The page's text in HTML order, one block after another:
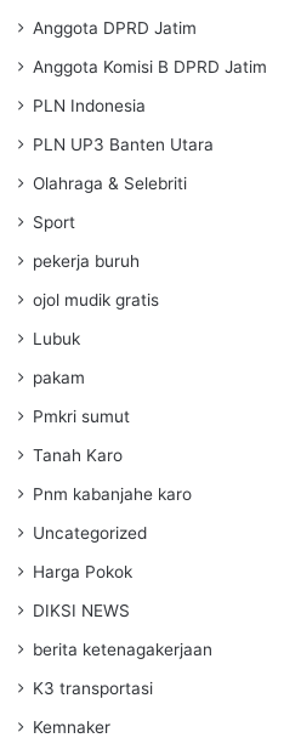
Anggota DPRD Jatim
Anggota Komisi B DPRD Jatim
PLN Indonesia
PLN UP3 Banten Utara
Olahraga & Selebriti
Sport
pekerja buruh
ojol mudik gratis
Lubuk
pakam
Pmkri sumut
Tanah Karo
Pnm kabanjahe karo
Uncategorized
Harga Pokok
DIKSI NEWS
berita ketenagakerjaan
K3 transportasi
Kemnaker